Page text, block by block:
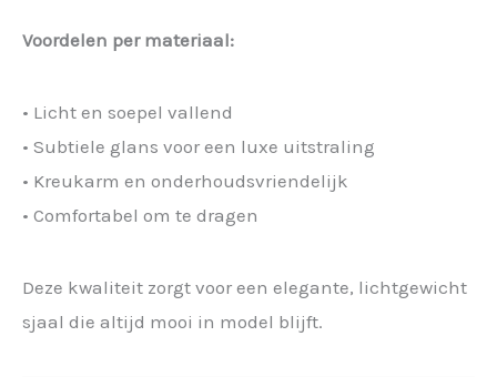
Voordelen per materiaal:
• Licht en soepel vallend
• Subtiele glans voor een luxe uitstraling
• Kreukarm en onderhoudsvriendelijk
• Comfortabel om te dragen
Deze kwaliteit zorgt voor een elegante, lichtgewicht
sjaal die altijd mooi in model blijft.